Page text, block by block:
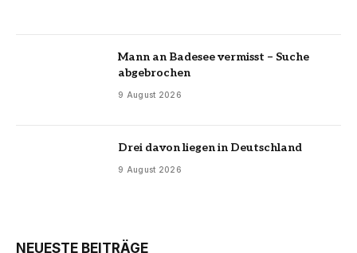
Mann an Badesee vermisst – Suche
abgebrochen
9 August 2026
Drei davon liegen in Deutschland
9 August 2026
NEUESTE BEITRÄGE